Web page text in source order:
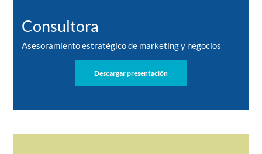
Consultora
Asesoramiento estratégico de marketing y negocios
Descargar presentación